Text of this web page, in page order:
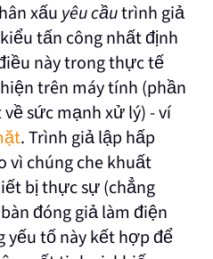
xấu yêu cầutrình giả
tấn công nhất định
này trong thực tế
trên máy tính (phần
sức mạnh xử lý) - ví
. Trình giả lập hấp
vì chúng che khuất
bị thực sự (chẳng
đóng giả làm điện
yếu tố này kết hợp để